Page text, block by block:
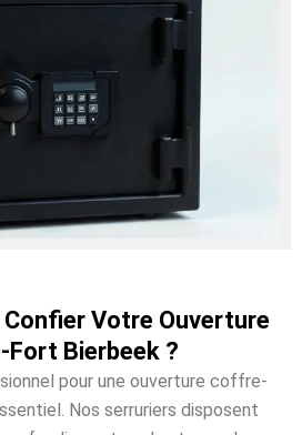
Votre Ouverture
Fort Bierbeek ?
pour une ouverture coffre-
Nos serruriers disposent